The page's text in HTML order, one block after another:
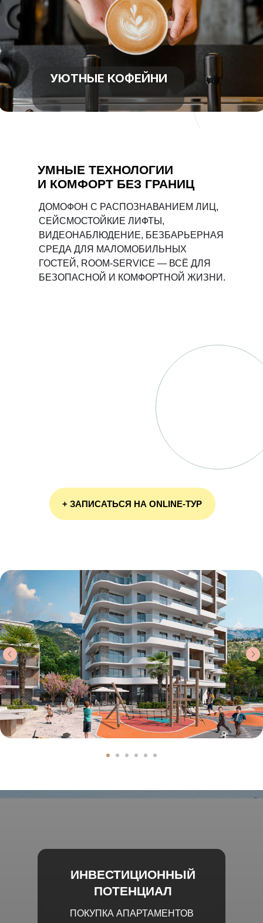
УЮТНЫЕ КОФЕЙНИ
УМНЫЕ ТЕХНОЛОГИИ
И КОМФОРТ БЕЗ ГРАНИЦ
ДОМОФОН С РАСПОЗНАВАНИЕМ ЛИЦ,
СЕЙСМОСТОЙКИЕ ЛИФТЫ,
ВИДЕОНАБЛЮДЕНИЕ, БЕЗБАРЬЕРНАЯ
СРЕДА ДЛЯ МАЛОМОБИЛЬНЫХ
ГОСТЕЙ, ROOM-SERVICE — ВСЁ ДЛЯ
БЕЗОПАСНОЙ И КОМФОРТНОЙ ЖИЗНИ.
+ ЗАПИСАТЬСЯ НА ONLINE-ТУР
ИНВЕСТИЦИОННЫЙ
ПОТЕНЦИАЛ
ПОКУПКА АПАРТАМЕНТОВ